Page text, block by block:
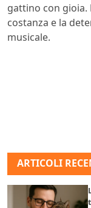
gattino con gioia.
costanza e la
musicale.
ARTICOLI